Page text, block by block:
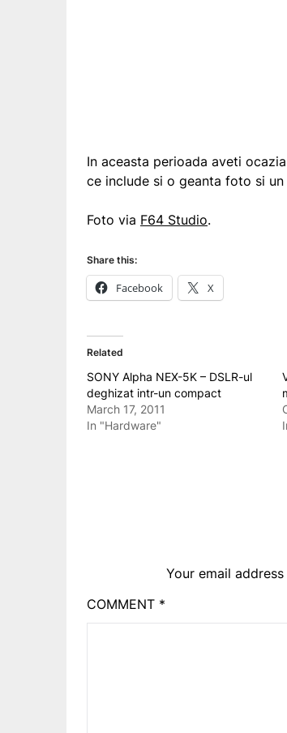
In aceasta perioada aveti
ce include si o geanta foto si
Foto via F64 Studio.
Share this:
Facebook X
Related
SONY Alpha NEX-5K – DSLR-ul
deghizat intr-un compact
March 17, 2011
In "Hardware"
Your email
COMMENT *